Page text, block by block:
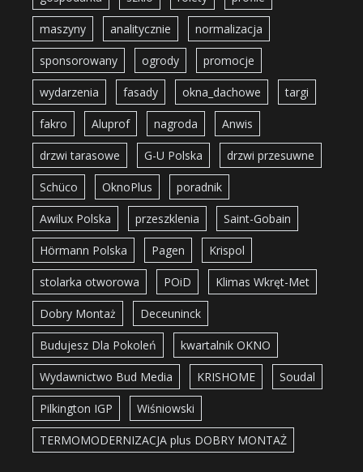
maszyny analitycznie normalizacja
sponsorowany ogrody promocje
wydarzenia fasady okna_dachowe targi
fakro Aluprof nagroda Anwis
drzwi tarasowe G-U Polska drzwi przesuwne
Schüco OknoPlus poradnik
Awilux Polska przeszklenia Saint-Gobain
Hörmann Polska Pagen Krispol
stolarka otworowa POiD Klimas Wkręt-Met
Dobry Montaż Deceuninck
Budujesz Dla Pokoleń kwartalnik OKNO
Wydawnictwo Bud Media KRISHOME Soudal
Pilkington IGP Wiśniowski
TERMOMODERNIZACJA plus DOBRY MONTAŻ